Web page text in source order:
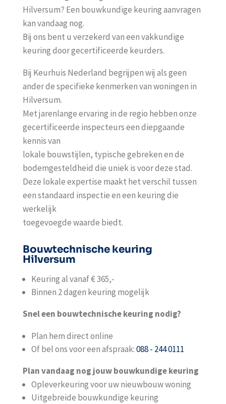
Hilversum? Een bouwkundige keuring aanvragen
kan vandaag nog.
Bij ons bent u verzekerd van een vakkundige
keuring door gecertificeerde keurders.
Bij Keurhuis Nederland begrijpen wij als geen
ander de specifieke kenmerken van woningen in
Hilversum.
Met jarenlange ervaring in de regio hebben onze
gecertificeerde inspecteurs een diepgaande
kennis van
lokale bouwstijlen, typische gebreken en de
bodemgesteldheid die uniek is voor deze stad.
Deze lokale expertise maakt het verschil tussen
een standaard inspectie en een keuring die
werkelijk
toegevoegde waarde biedt.
Bouwtechnische keuring
Hilversum
Keuring al vanaf € 365,-
Binnen 2 dagen keuring mogelijk
Snel een bouwtechnische keuring nodig?
Plan hem direct online
Of bel ons voor een afspraak:088 - 244 0111
Plan vandaag nog jouw bouwkundige keuring
Opleverkeuring voor uw nieuwbouw woning
Uitgebreide bouwkundige keuring